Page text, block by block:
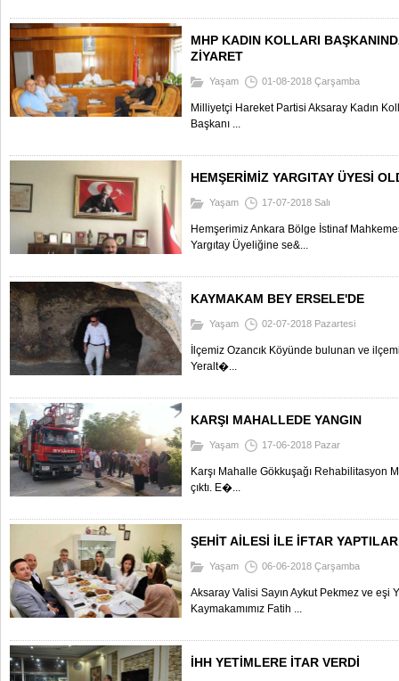
MHP KADIN KOLLARI
ZİYARET
Yaşam 01-08-2018 Çarşamba
Milliyetçi Hareket Partisi Aksaray Kadın
Başkanı ...
HEMŞERİMİZ YARGITAY ÜYESİ
Yaşam 17-07-2018 Salı
Hemşerimiz Ankara Bölge İstinaf
Yargıtay Üyeliğine se&...
KAYMAKAM BEY ERSELE'DE
Yaşam 02-07-2018 Pazartesi
İlçemiz Ozancık Köyünde bulunan ve
Yeralt�...
KARŞI MAHALLEDE YANGIN
Yaşam 17-06-2018 Pazar
Karşı Mahalle Gökkuşağı Rehabilitasyon
çıktı. E�...
ŞEHİT AİLESİ İLE İFTAR YAPTILAR
Yaşam 06-06-2018 Çarşamba
Aksaray Valisi Sayın Aykut Pekmez ve eşi
Kaymakamımız Fatih ...
İHH YETİMLERE İTAR VERDİ